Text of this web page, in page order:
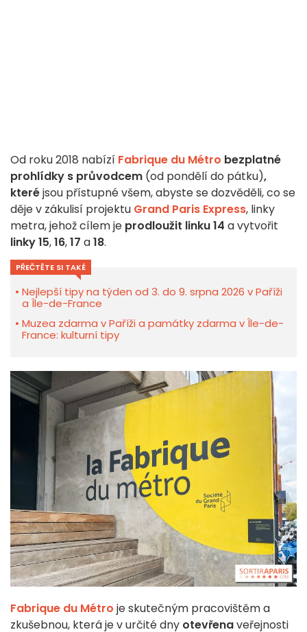
Od roku 2018 nabízí Fabrique du Métro bezplatné
prohlídky s průvodcem (od pondělí do pátku),
kteréjsou přístupné všem, abyste se dozvěděli, co se
děje v zákulisí projektu Grand Paris Express, linky
metra, jehož cílem je prodloužit linku 14 a vytvořit
linky 15,16,17 a18.
PŘEČTĚTE SI TAKÉ
Nejlepší tipy na týden od 3. do 9. srpna 2026 v Paříži
a Île-de-France
Muzea zdarma v Paříži a památky zdarma v Île-de-
France: kulturní tipy
Fabrique du Métro je skutečným pracovištěm a
zkušebnou, která je v určité dny otevřenaveřejnosti